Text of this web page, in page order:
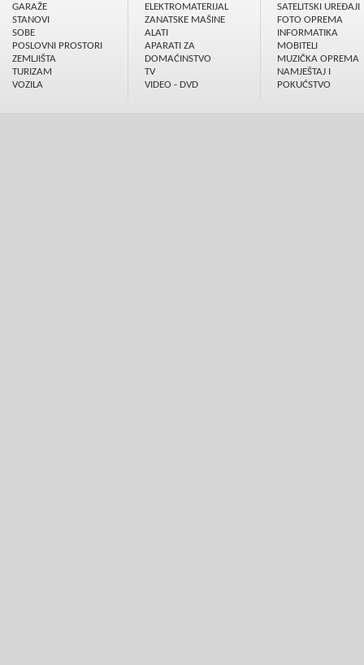
GARAŽE
STANOVI
SOBE
POSLOVNI PROSTORI
ZEMLJIŠTA
TURIZAM
VOZILA
ELEKTROMATERIJAL
ZANATSKE MAŠINE
ALATI
APARATI ZA
DOMAĆINSTVO
TV
VIDEO - DVD
SATELITSKI UREÐAJI
FOTO OPREMA
INFORMATIKA
MOBITELI
MUZIČKA OPREMA
NAMJEŠTAJ I
POKUĆSTVO